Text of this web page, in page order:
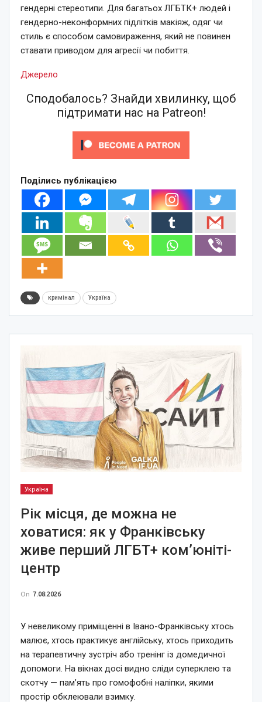
гендерні стереотипи. Для багатьох ЛГБТК+ людей і
гендерно-неконформних підлітків макіяж, одяг чи
стиль є способом самовираження, який не повинен
ставати приводом для агресії чи побиття.
Джерело
Сподобалось? Знайди хвилинку, щоб
підтримати нас на Patreon!
Поділись публікацією
кримінал Україна
Україна
Рік місця, де можна не
ховатися: як у Франківську
живе перший ЛГБТ+ ком’юніті-
центр
On 7.08.2026
У невеликому приміщенні в Івано-Франківську хтось
малює, хтось практикує англійську, хтось приходить
на терапевтичну зустріч або тренінг із домедичної
допомоги. На вікнах досі видно сліди суперклею та
скотчу — пам’ять про гомофобні наліпки, якими
простір обклеювали взимку.